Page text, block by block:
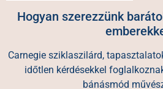
Hogyan szerezzünk
Carnegie sziklaszilárd,
időtlen kérdésekkel
bánásmód